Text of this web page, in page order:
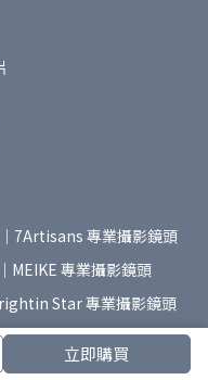
完成
立即購買
7Artisans 專業攝影鏡頭
MEIKE 專業攝影鏡頭
Star 專業攝影鏡頭
MAILADA 專業錄音設備